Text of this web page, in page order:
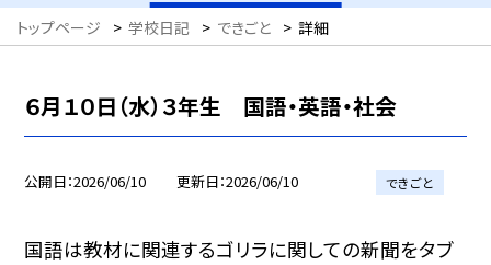
トップページ > 学校日記 > できごと > 詳細
６月１０日（水）３年生 国語・英語・社会
公開日 2026/06/10 更新日 2026/06/10 できごと
国語は教材に関連するゴリラに関しての新聞をタブ